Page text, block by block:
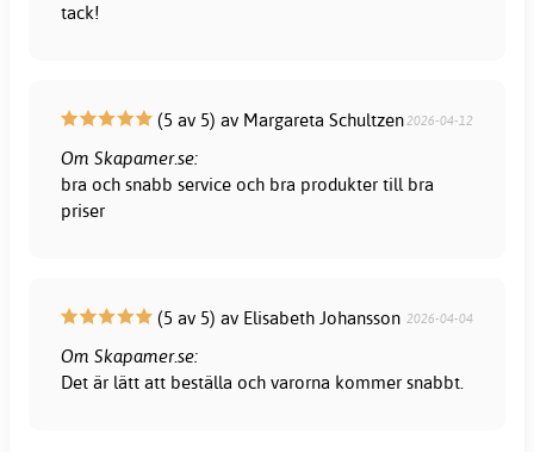
tack!
(5 av 5) av Margareta Schultzen2026-04-12
Om Skapamer.se:
bra och snabb service och bra produkter till bra
priser
(5 av 5) av Elisabeth Johansson 2026-04-04
Om Skapamer.se:
Det är lätt att beställa och varorna kommer snabbt.